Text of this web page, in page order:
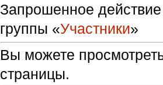
Запрошенное действие
группы «Участники»
Вы можете
страницы.